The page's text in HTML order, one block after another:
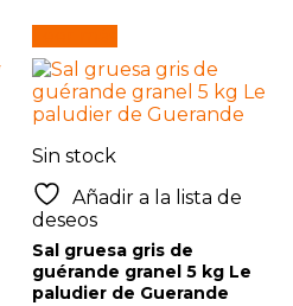
Sin stock
Añadir a la lista de
deseos
Sal gruesa gris de
guérande granel 5 kg Le
paludier de Guerande